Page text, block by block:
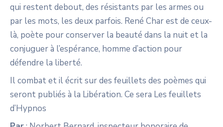
qui restent debout, des résistants par les armes ou
par les mots, les deux parfois. René Char est de ceux-
là, poète pour conserver la beauté dans la nuit et la
conjuguer à l’espérance, homme d’action pour
défendre la liberté.
Il combat et il écrit sur des feuillets des poèmes qui
seront publiés à la Libération. Ce sera Les feuillets
d’Hypnos